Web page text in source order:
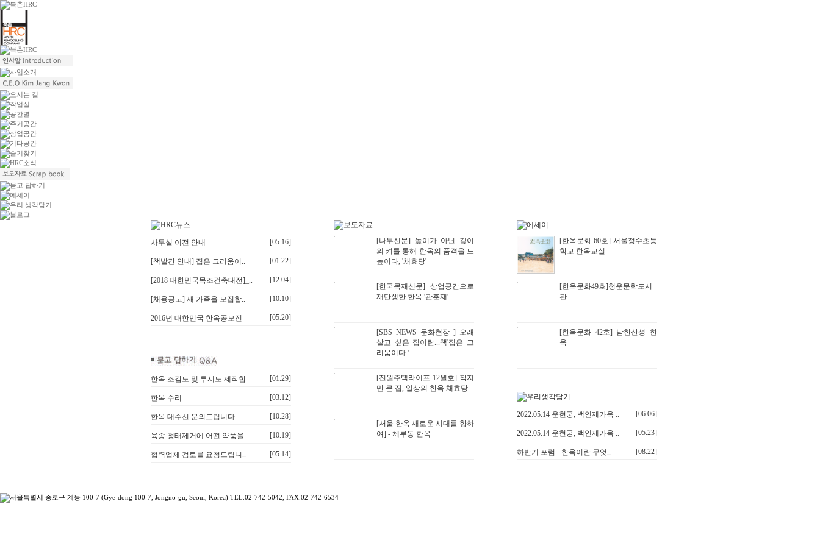
사무실 이전 안내 [05.16]
[책발간 안내] 집은 그리움이.. [01.22]
[2018 대한민국목조건축대전]_.. [12.04]
[채용공고] 새 가족을 모집합.. [10.10]
2016년 대한민국 한옥공모전 [05.20]
한옥 조감도 및 투시도 제작합.. [01.29]
한옥 수리 [03.12]
한옥 대수선 문의드립니다. [10.28]
육송 청태제거에 어떤 약품을 .. [10.19]
협력업체 검토를 요청드립니.. [05.14]
[나무신문] 높이가 아닌 깊이
의 켜를 통해 한옥의 품격을 드
높이다, '채효당'
[한국목재신문] 상업공간으로
재탄생한 한옥 '관훈재'
[SBS NEWS 문화현장 ] 오래
살고 싶은 집이란...책'집은 그
리움이다.'
[전원주택라이프 12월호] 작지
만 큰 집, 일상의 한옥 채효당
[서울 한옥 새로운 시대를 향하
여] - 체부동 한옥
[한옥문화 60호] 서울정수초등
학교 한옥교실
[한옥문화49호]청운문학도서
관
[한옥문화 42호] 남한산성 한
옥
2022.05.14 운현궁, 백인제가옥 .. [06.06]
2022.05.14 운현궁, 백인제가옥 .. [05.23]
하반기 포럼 - 한옥이란 무엇.. [08.22]